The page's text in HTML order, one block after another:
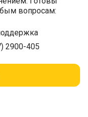
вопросам:
2900-405